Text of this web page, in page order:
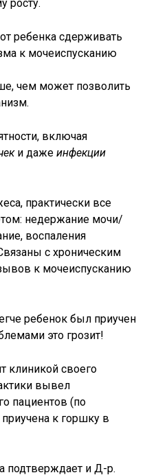
росту.
ребенка сдерживать
к мочеиспусканию
чем может позволить
включая
и дажеинфекции
практически все
недержание мочи/
воспаления
с хроническим
к мочеиспусканию
ребенок был приучен
это грозит!
клиникой своего
вывел
пациентов (по
к горшку в
подтверждает и Д-р.